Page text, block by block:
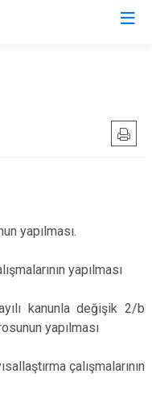
Seydişehir
Tuzlukçu
Yalıhüyük
Yunak
yapılması.
yapılması
kanunla değişik 2/b
yapılması
çalışmalarının